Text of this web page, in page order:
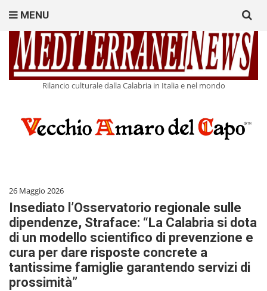
Rilancio culturale dalla Calabria in Italia e nel mondo
MENU
for:
26 Maggio 2026
Insediato l’Osservatorio regionale sulle
dipendenze, Straface: “La Calabria si dota
di un modello scientifico di prevenzione e
cura per dare risposte concrete a
tantissime famiglie garantendo servizi di
prossimità”